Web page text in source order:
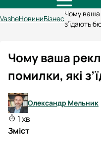
VasheНовиниБізнес
Чому ваша
з’їдають
Чому ваша
помилки, які
Олександр Мельник
1 хв
Зміст